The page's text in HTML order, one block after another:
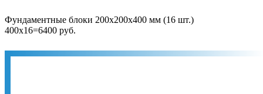
Фундаментные блоки 200х200х400 мм (16 шт.)
400х16=6400 руб.